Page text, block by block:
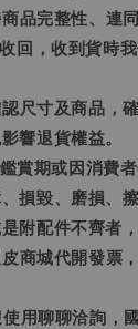
品完整性、連
回，收到貨時
尺寸及商品，
響退貨權益。
賞期或因消費
損毀、磨損、
附配件不齊者
商城代開發票
用聊聊洽詢，